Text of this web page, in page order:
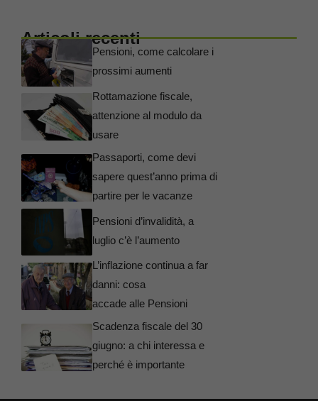
Articoli recenti
Pensioni, come calcolare i
prossimi aumenti
Rottamazione fiscale,
attenzione al modulo da
usare
Passaporti, come devi
sapere quest’anno prima di
partire per le vacanze
Pensioni d’invalidità, a
luglio c’è l’aumento
L’inflazione continua a far
danni: cosa
accade alle Pensioni
Scadenza fiscale del 30
giugno: a chi interessa e
perché è importante